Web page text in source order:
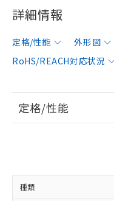
詳細情報
定格/性能 外形図
RoHS/REACH対応状況
定格/性能
種類